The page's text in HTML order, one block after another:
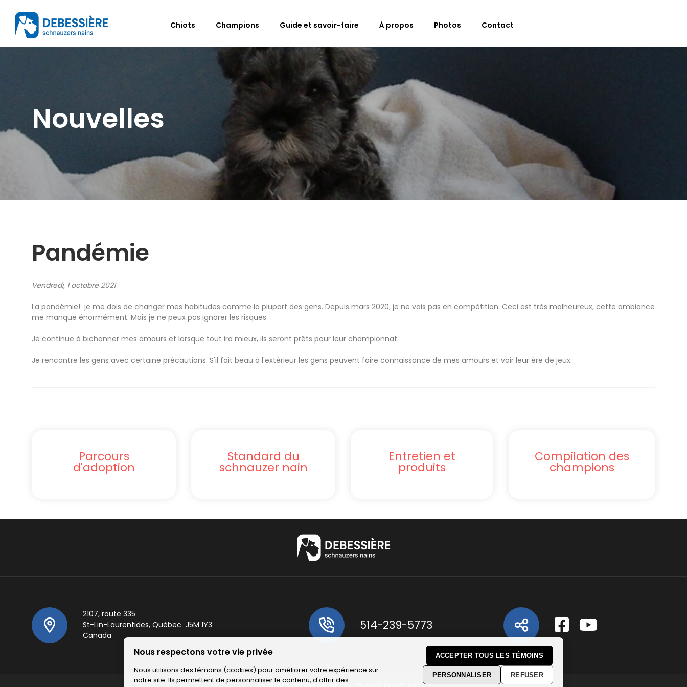
Chiots Champions Guide et savoir-faire À propos Photos Contact
Nouvelles
Pandémie
Vendredi, 1 octobre 2021
La pandémie! je me dois de changer mes habitudes comme la plupart des gens. Depuis mars 2020, je ne vais pas en compétition. Ceci est très malheureux, cette ambiance
me manque énormément. Mais je ne peux pas ignorer les risques.
Je continue à bichonner mes amours et lorsque tout ira mieux, ils seront prêts pour leur championnat.
Je rencontre les gens avec certaine précautions. S'il fait beau à l'extérieur les gens peuvent faire connaissance de mes amours et voir leur ère de jeux.
Parcours
d'adoption
Standard du
schnauzer nain
Entretien et
produits
Compilation des
champions
2107, route 335
St-Lin-Laurentides, Québec J5M 1Y3
Canada
514-239-5773
Nous respectons votre vie privée
Nous utilisons des témoins (cookies) pour améliorer votre expérience sur
notre site. Ils permettent de personnaliser le contenu, d'offrir des
ACCEPTER TOUS LES TÉMOINS
PERSONNALISER REFUSER